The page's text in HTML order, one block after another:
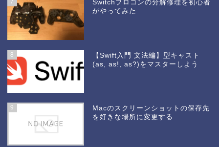
7
Switchプロコンの分解修理を初心者
がやってみた
8
【Swift入門 文法編】型キャスト
(as, as!, as?)をマスターしよう
9
Macのスクリーンショットの保存先
を好きな場所に変更する